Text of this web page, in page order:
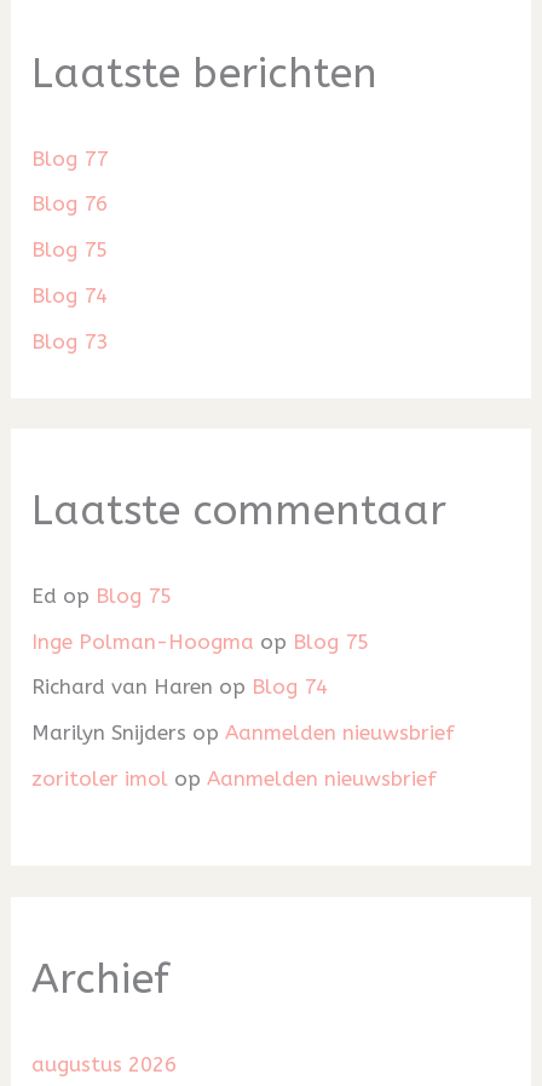
Laatste berichten
Blog 77
Blog 76
Blog 75
Blog 74
Blog 73
Laatste commentaar
Ed op Blog 75
Inge Polman-Hoogma op Blog 75
Richard van Haren op Blog 74
Marilyn Snijders opAanmelden nieuwsbrief
zoritoler imol opAanmelden nieuwsbrief
Archief
augustus 2026